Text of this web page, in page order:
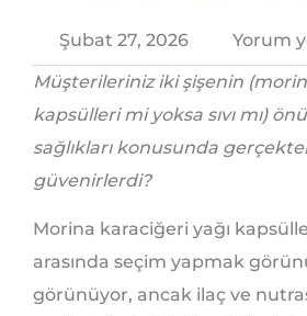
Şubat 27, 2026
Yorum
Müşterileriniz iki şişenin
kapsülleri mi yoksa sıvı mı)
sağlıkları konusunda
güvenirlerdi?
Morina karaciğeri yağı
arasında seçim yapmak
görünüyor, ancak ilaç ve